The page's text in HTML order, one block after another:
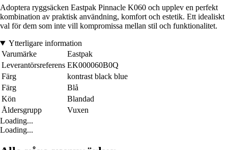
Adoptera ryggsäcken Eastpak Pinnacle K060 och upplev en perfekt
kombination av praktisk användning, komfort och estetik. Ett idealiskt
val för dem som inte vill kompromissa mellan stil och funktionalitet.
Ytterligare information
Varumärke
Eastpak
Leverantörsreferens EK000060B0Q
Färg
kontrast black blue
Färg
Blå
Kön
Blandad
Åldersgrupp
Vuxen
Loading...
Loading...